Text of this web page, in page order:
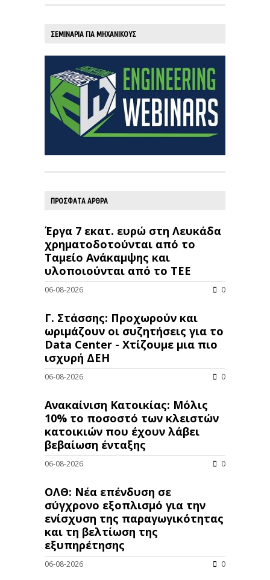
ΣΕΜΙΝΑΡΙΑ ΓΙΑ ΜΗΧΑΝΙΚΟΥΣ
ΠΡΟΣΦΑΤΑ ΑΡΘΡΑ
Έργα 7 εκατ. ευρώ στη Λευκάδα
χρηματοδοτούνται από το
Ταμείο Ανάκαμψης και
υλοποιούνται από το ΤΕΕ
06-08-2026 0
Γ. Στάσσης: Προχωρούν και
ωριμάζουν οι συζητήσεις για το
Data Center - Χτίζουμε μια πιο
ισχυρή ΔΕΗ
06-08-2026 0
Ανακαίνιση Κατοικίας: Μόλις
10% το ποσοστό των κλειστών
κατοικιών που έχουν λάβει
βεβαίωση ένταξης
06-08-2026 0
ΟΛΘ: Νέα επένδυση σε
σύγχρονο εξοπλισμό για την
ενίσχυση της παραγωγικότητας
και τη βελτίωση της
εξυπηρέτησης
06-08-2026 0